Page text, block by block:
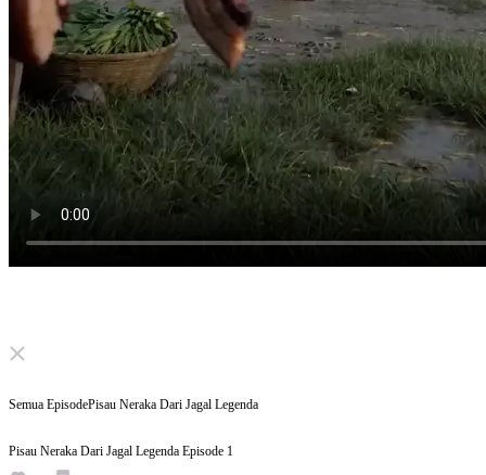
Click to unmute
Semua EpisodePisau Neraka Dari Jagal Legenda
Pisau Neraka Dari Jagal Legenda Episode 1